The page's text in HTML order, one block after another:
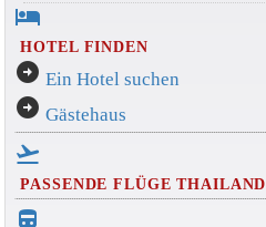
hotel
HOTEL FINDEN
arrow_circle_right Ein Hotel suchen
arrow_circle_right Gästehaus
flight_takeoff
PASSENDE FLÜGE THAILAND
directions_bus_filled